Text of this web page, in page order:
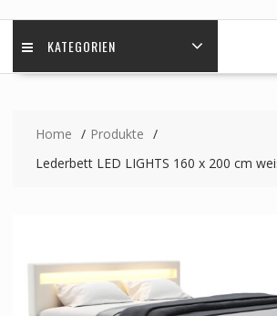
KATEGORIEN
Home
Produkte
Lederbett LED LIGHTS 160 x 200 cm